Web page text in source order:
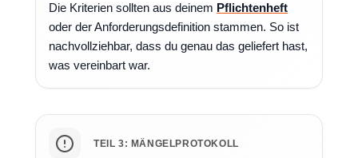
Die Kriterien sollten aus deinem Pflichtenheft
oder der Anforderungsdefinition stammen. So ist
nachvollziehbar, dass du genau das geliefert hast,
was vereinbart war.
TEIL 3: MÄNGELPROTOKOLL